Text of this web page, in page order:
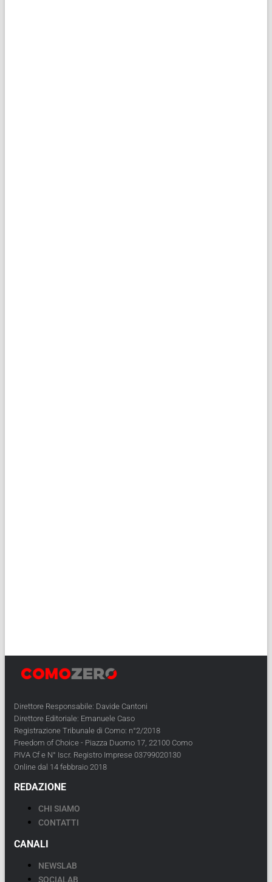
Direttore Responsabile: Davide Cantoni
Direttore Editoriale: Emanuele Caso
Registrazione Tribunale di Como: n°2/2018
Freedom of Choice - Piazza Duomo 17, 22100 Como
PIVA Cf e N° Iscr. Registro Imprese 03799020130
Online dal 14 febbraio 2018
REDAZIONE
CHI SIAMO
CONTATTI
CANALI
NEWSLAB
SOCIALAB